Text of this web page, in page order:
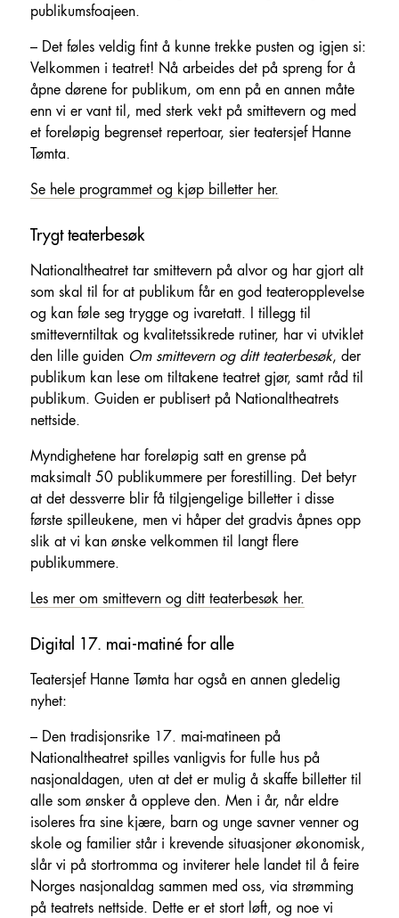
publikumsfoajeen.
– Det føles veldig fint å kunne trekke pusten og igjen si:
Velkommen i teatret! Nå arbeides det på spreng for å
åpne dørene for publikum, om enn på en annen måte
enn vi er vant til, med sterk vekt på smittevern og med
et foreløpig begrenset repertoar, sier teatersjef Hanne
Tømta.
Se hele programmet og kjøp billetter her.
Trygt teaterbesøk
Nationaltheatret tar smittevern på alvor og har gjort alt
som skal til for at publikum får en god teateropplevelse
og kan føle seg trygge og ivaretatt. I tillegg til
smitteverntiltak og kvalitetssikrede rutiner, har vi utviklet
den lille guiden Om smittevern og ditt teaterbesøk, der
publikum kan lese om tiltakene teatret gjør, samt råd til
publikum. Guiden er publisert på Nationaltheatrets
nettside.
Myndighetene har foreløpig satt en grense på
maksimalt 50 publikummere per forestilling. Det betyr
at det dessverre blir få tilgjengelige billetter i disse
første spilleukene, men vi håper det gradvis åpnes opp
slik at vi kan ønske velkommen til langt flere
publikummere.
Les mer om smittevern og ditt teaterbesøk her.
Digital 17. mai-matiné for alle
Teatersjef Hanne Tømta har også en annen gledelig
nyhet:
– Den tradisjonsrike 17. mai-matineen på
Nationaltheatret spilles vanligvis for fulle hus på
nasjonaldagen, uten at det er mulig å skaffe billetter til
alle som ønsker å oppleve den. Men i år, når eldre
isoleres fra sine kjære, barn og unge savner venner og
skole og familier står i krevende situasjoner økonomisk,
slår vi på stortromma og inviterer hele landet til å feire
Norges nasjonaldag sammen med oss, via strømming
på teatrets nettside. Dette er et stort løft, og noe vi